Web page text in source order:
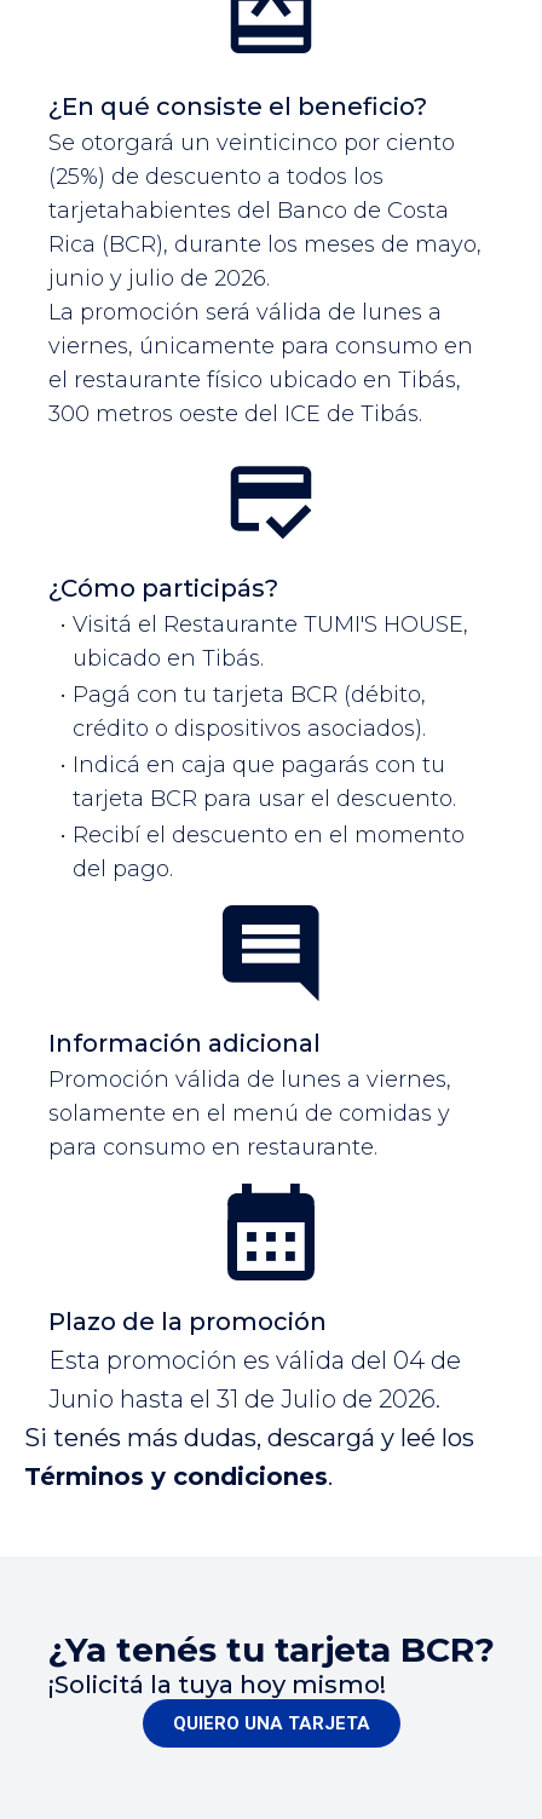
¿En qué consiste el beneficio?
Se otorgará un veinticinco por ciento
(25%) de descuento a todos los
tarjetahabientes del Banco de Costa
Rica (BCR), durante los meses de mayo,
junio y julio de 2026.
La promoción será válida de lunes a
viernes, únicamente para consumo en
el restaurante físico ubicado en Tibás,
300 metros oeste del ICE de Tibás.
¿Cómo participás?
Visitá el Restaurante TUMI'S HOUSE,
ubicado en Tibás.
Pagá con tu tarjeta BCR (débito,
crédito o dispositivos asociados).
Indicá en caja que pagarás con tu
tarjeta BCR para usar el descuento.
Recibí el descuento en el momento
del pago.
Información adicional
Promoción válida de lunes a viernes,
solamente en el menú de comidas y
para consumo en restaurante.
Plazo de la promoción
Esta promoción es válida del 04 de
Junio hasta el 31 de Julio de 2026.
Si tenés más dudas, descargá y leé los
Términos y condiciones.
¿Ya tenés tu tarjeta BCR?
¡Solicitá la tuya hoy mismo!
QUIERO UNA TARJETA